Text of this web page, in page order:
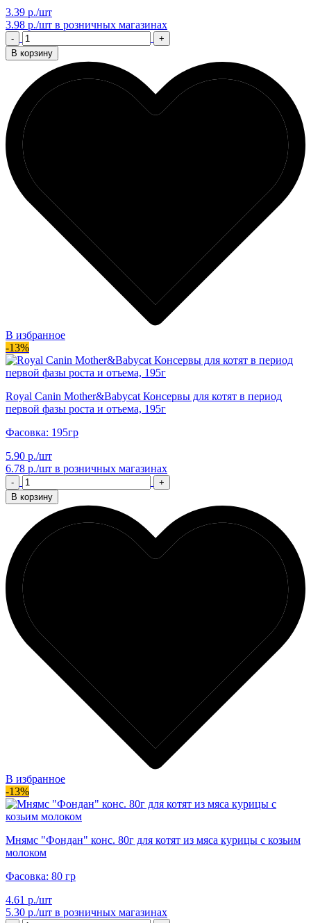
3.39 р./шт
3.98 р./шт в розничных магазинах
-
+
В корзину
В избранное
-13%
Royal Canin Mother&Babycat Консервы для котят в период
первой фазы роста и отъема, 195г
Фасовка: 195гр
5.90 р./шт
6.78 р./шт в розничных магазинах
-
+
В корзину
В избранное
-13%
Мнямс "Фондан" конс. 80г для котят из мяса курицы с козьим
молоком
Фасовка: 80 гр
4.61 р./шт
5.30 р./шт в розничных магазинах